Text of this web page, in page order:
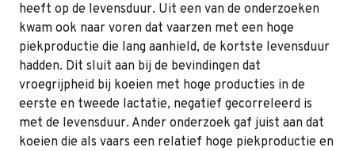
heeft op de levensduur. Uit een van de onderzoeken
kwam ook naar voren dat vaarzen met een hoge
piekproductie die lang aanhield, de kortste levensduur
hadden. Dit sluit aan bij de bevindingen dat
vroegrijpheid bij koeien met hoge producties in de
eerste en tweede lactatie, negatief gecorreleerd is
met de levensduur. Ander onderzoek gaf juist aan dat
koeien die als vaars een relatief hoge piekproductie en